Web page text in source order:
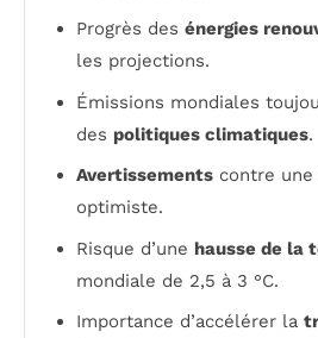
Progrès des énergies
les projections.
Émissions mondiales
des politiques climatiques.
Avertissements contre
optimiste.
Risque d’une hausse de la
mondiale de 2,5 à 3 °C.
Importance d’accélérer la